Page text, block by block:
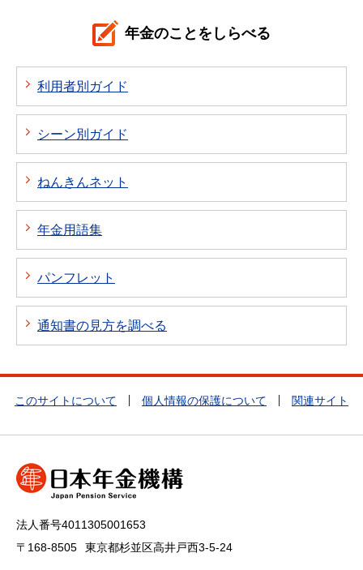
年金のことをしらべる
利用者別ガイド
シーン別ガイド
ねんきんネット
年金用語集
パンフレット
通知書の見方を調べる
このサイトについて 個人情報の保護について 関連サイト
法人番号4011305001653
〒168-8505
東京都杉並区高井戸西3-5-24